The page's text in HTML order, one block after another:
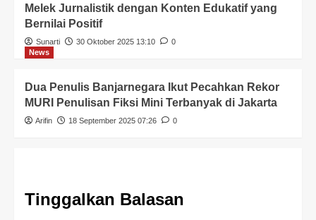
Melek Jurnalistik dengan Konten Edukatif yang
Bernilai Positif
Sunarti 30 Oktober 2025 13:10
0
News
Dua Penulis Banjarnegara Ikut Pecahkan Rekor
MURI Penulisan Fiksi Mini Terbanyak di Jakarta
Arifin 18 September 2025 07:26 0
Tinggalkan Balasan